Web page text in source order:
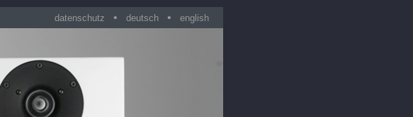
datenschutz • deutsch • english